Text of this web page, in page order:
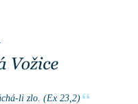
li zlo. (Ex 23,2)